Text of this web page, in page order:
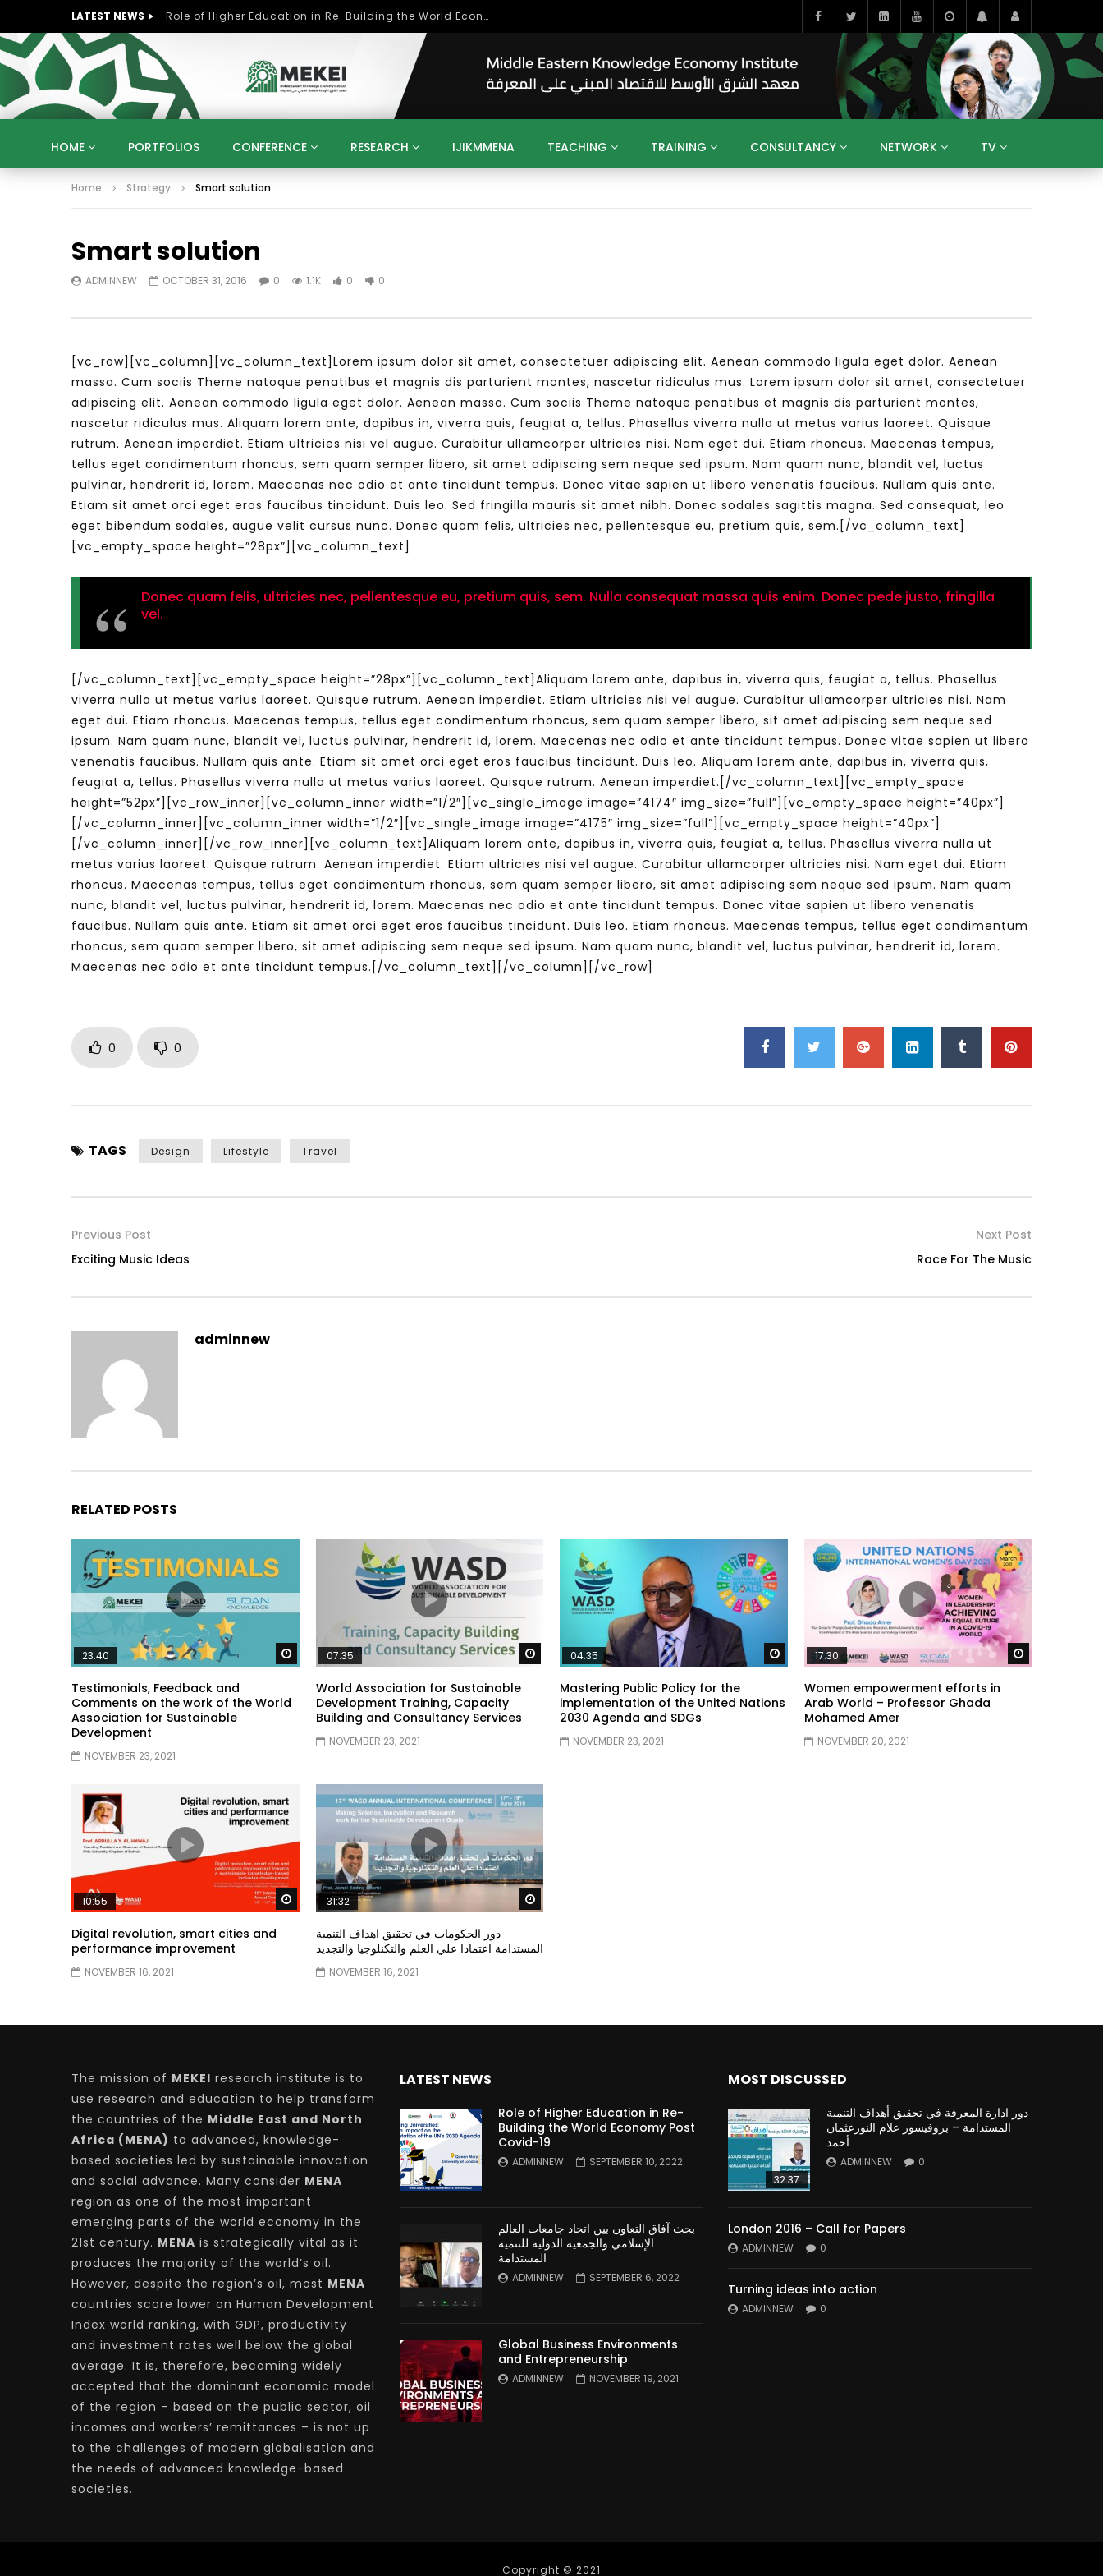
LATEST NEWS بحث آفاق التعاون بين اتحاد جامعات العالم الإسلامي والجمعية الدولية للتنمية المستدامة
HOME PORTFOLIOS CONFERENCE RESEARCH IJIKMMENA TEACHING TRAINING CONSULTANCY NETWORK TV
KNOWLEDGE ECONOMY SUSTAINABLE DEVELOPMENT
STRATEGY
ARTIFICIAL INTELLIGENCE
UNIVERSITIES
STARTUP
GAMIFICATION
Watch Later
04:35
Mastering Public Policy for the
implementation of the United Nations
2030 Agenda and SDGs
Watch Later
10:28
Sustainability Conference 2005 –
Official Opening by H. E. Sheikh
Nahyan Bin Mubarak Al Nahyan
Watch Later
10:55
Digital revolution, smart cities and
performance improvement
31:32
دور الحكومات في تحقيق اهداف التنمية
المستدامة اعتمادا علي العلم والتكنلوجيا والتجديد
Home Strategy Smart solution
Smart solution
ADMINNEW OCTOBER 31, 2016 0 1.1K 0 0
[vc_row][vc_column][vc_column_text]Lorem ipsum dolor sit amet, consectetuer adipiscing elit. Aenean commodo ligula eget dolor. Aenean
massa. Cum sociis Theme natoque penatibus et magnis dis parturient montes, nascetur ridiculus mus. Lorem ipsum dolor sit amet, consectetuer
adipiscing elit. Aenean commodo ligula eget dolor. Aenean massa. Cum sociis Theme natoque penatibus et magnis dis parturient montes,
nascetur ridiculus mus. Aliquam lorem ante, dapibus in, viverra quis, feugiat a, tellus. Phasellus viverra nulla ut metus varius laoreet. Quisque
rutrum. Aenean imperdiet. Etiam ultricies nisi vel augue. Curabitur ullamcorper ultricies nisi. Nam eget dui. Etiam rhoncus. Maecenas tempus,
tellus eget condimentum rhoncus, sem quam semper libero, sit amet adipiscing sem neque sed ipsum. Nam quam nunc, blandit vel, luctus
pulvinar, hendrerit id, lorem. Maecenas nec odio et ante tincidunt tempus. Donec vitae sapien ut libero venenatis faucibus. Nullam quis ante.
Etiam sit amet orci eget eros faucibus tincidunt. Duis leo. Sed fringilla mauris sit amet nibh. Donec sodales sagittis magna. Sed consequat, leo
eget bibendum sodales, augue velit cursus nunc. Donec quam felis, ultricies nec, pellentesque eu, pretium quis, sem.[/vc_column_text]
[vc_empty_space height=”28px”][vc_column_text]
Donec quam felis, ultricies nec, pellentesque eu, pretium quis, sem. Nulla consequat massa quis enim. Donec pede justo, fringilla
vel.
[/vc_column_text][vc_empty_space height=”28px”][vc_column_text]Aliquam lorem ante, dapibus in, viverra quis, feugiat a, tellus. Phasellus
viverra nulla ut metus varius laoreet. Quisque rutrum. Aenean imperdiet. Etiam ultricies nisi vel augue. Curabitur ullamcorper ultricies nisi. Nam
eget dui. Etiam rhoncus. Maecenas tempus, tellus eget condimentum rhoncus, sem quam semper libero, sit amet adipiscing sem neque sed
ipsum. Nam quam nunc, blandit vel, luctus pulvinar, hendrerit id, lorem. Maecenas nec odio et ante tincidunt tempus. Donec vitae sapien ut libero
venenatis faucibus. Nullam quis ante. Etiam sit amet orci eget eros faucibus tincidunt. Duis leo. Aliquam lorem ante, dapibus in, viverra quis,
feugiat a, tellus. Phasellus viverra nulla ut metus varius laoreet. Quisque rutrum. Aenean imperdiet.[/vc_column_text][vc_empty_space
height=”52px”][vc_row_inner][vc_column_inner width=”1/2″][vc_single_image image=”4174″ img_size=”full”][vc_empty_space height=”40px”]
[/vc_column_inner][vc_column_inner width=”1/2″][vc_single_image image=”4175″ img_size=”full”][vc_empty_space height=”40px”]
[/vc_column_inner][/vc_row_inner][vc_column_text]Aliquam lorem ante, dapibus in, viverra quis, feugiat a, tellus. Phasellus viverra nulla ut
metus varius laoreet. Quisque rutrum. Aenean imperdiet. Etiam ultricies nisi vel augue. Curabitur ullamcorper ultricies nisi. Nam eget dui. Etiam
rhoncus. Maecenas tempus, tellus eget condimentum rhoncus, sem quam semper libero, sit amet adipiscing sem neque sed ipsum. Nam quam
nunc, blandit vel, luctus pulvinar, hendrerit id, lorem. Maecenas nec odio et ante tincidunt tempus. Donec vitae sapien ut libero venenatis
faucibus. Nullam quis ante. Etiam sit amet orci eget eros faucibus tincidunt. Duis leo. Etiam rhoncus. Maecenas tempus, tellus eget condimentum
rhoncus, sem quam semper libero, sit amet adipiscing sem neque sed ipsum. Nam quam nunc, blandit vel, luctus pulvinar, hendrerit id, lorem.
Maecenas nec odio et ante tincidunt tempus.[/vc_column_text][/vc_column][/vc_row]
0 0
TAGS Design Lifestyle Travel
Previous Post
Exciting Music Ideas
Next Post
Race For The Music
adminnew
RELATED POSTS
Watch Later
23:40
Testimonials, Feedback and
Comments on the work of the World
Association for Sustainable
Development
NOVEMBER 23, 2021
Watch Later
07:35
World Association for Sustainable
Development Training, Capacity
Building and Consultancy Services
NOVEMBER 23, 2021
Watch Later
04:35
Mastering Public Policy for the
implementation of the United Nations
2030 Agenda and SDGs
NOVEMBER 23, 2021
17:30
Women empowerment efforts in
Arab World – Professor Ghada
Mohamed Amer
NOVEMBER 20, 2021
Watch Later
10:55
Digital revolution, smart cities and
performance improvement
NOVEMBER 16, 2021
31:32
دور الحكومات في تحقيق اهداف التنمية
المستدامة اعتمادا علي العلم والتكنلوجيا والتجديد
NOVEMBER 16, 2021
The mission of MEKEI research institute is to
use research and education to help transform
the countries of the Middle East and North
Africa (MENA) to advanced, knowledge-
based societies led by sustainable innovation
and social advance. Many consider MENA
region as one of the most important
emerging parts of the world economy in the
21st century. MENA is strategically vital as it
produces the majority of the world’s oil.
However, despite the region’s oil, most MENA
countries score lower on Human Development
Index world ranking, with GDP, productivity
and investment rates well below the global
average. It is, therefore, becoming widely
accepted that the dominant economic model
of the region – based on the public sector, oil
incomes and workers’ remittances – is not up
to the challenges of modern globalisation and
the needs of advanced knowledge-based
societies.
LATEST NEWS
Role of Higher Education in Re-
Building the World Economy Post
Covid-19
ADMINNEW SEPTEMBER 10, 2022
بحث آفاق التعاون بين اتحاد جامعات العالم
الإسلامي والجمعية الدولية للتنمية
المستدامة
ADMINNEW SEPTEMBER 6, 2022
Global Business Environments
and Entrepreneurship
ADMINNEW NOVEMBER 19, 2021
MOST DISCUSSED
32:37
دور ادارة المعرفة في تحقيق أهداف التنمية
المستدامة – بروفيسور علام النورعثمان
أحمد
ADMINNEW 0
London 2016 – Call for Papers
ADMINNEW 0
Turning ideas into action
ADMINNEW 0
Copyright © 2021